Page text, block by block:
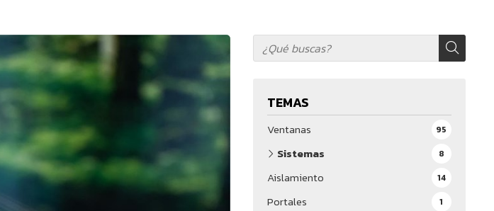
TEMAS
Ventanas 95
Sistemas 8
Aislamiento 14
Portales 1